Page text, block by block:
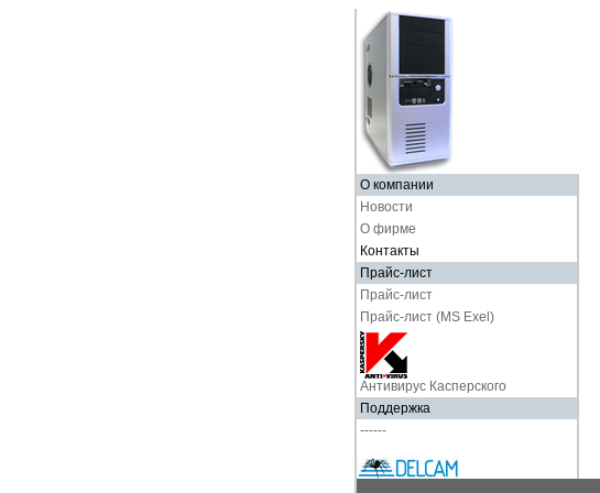
О компании
Новости
О фирме
Контакты
Прайс-лист
Прайс-лист
Прайс-лист (MS Exel)
Антивирус Касперского
Поддержка
------